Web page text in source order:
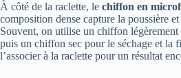
À côté de la raclette, le chiffon en
composition dense capture la poussière
Souvent, on utilise un chiffon
puis un chiffon sec pour le séchage et la
l’associer à la raclette pour un résultat